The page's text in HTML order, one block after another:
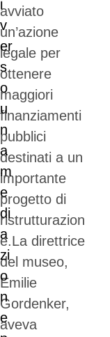
avviato
un’azione
legale per
ottenere
maggiori
finanziamenti
pubblici
destinati a un
importante
progetto di
ristrutturazion
e.La direttrice
del museo,
Emilie
Gordenker,
aveva